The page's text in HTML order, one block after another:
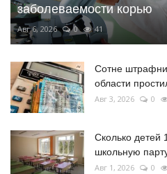
заболеваемости корью
Авг 6, 2026 0 41
Сотне
области
Авг 3, 2026 0
Сколько детей
школьную
Авг 1, 2026 0